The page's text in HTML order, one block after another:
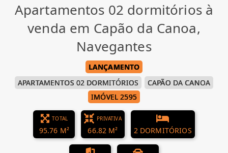
Apartamentos 02 dormitórios à
venda em Capão da Canoa,
Navegantes
LANÇAMENTO
APARTAMENTOS 02 DORMITÓRIOS
CAPÃO DA CANOA
IMÓVEL 2595
TOTAL
95.76 M²
PRIVATIVA
66.82 M² 2 DORMITÓRIOS